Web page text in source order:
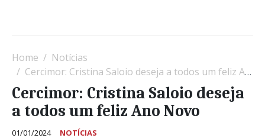
Home
Notícias
Cercimor: Cristina Saloio deseja a todos um feliz Ano Novo
Cercimor: Cristina Saloio deseja
a todos um feliz Ano Novo
01/01/2024 NOTÍCIAS